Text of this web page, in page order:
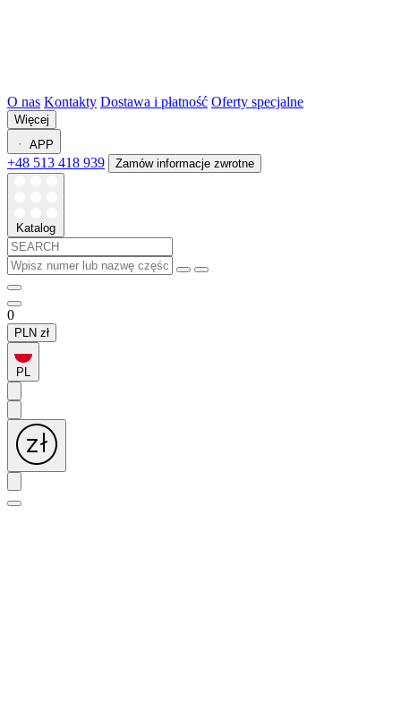
O nas Kontakty Dostawa i płatność Oferty specjalne
Więcej
APP
+48 513 418 939 Zamów informacje zwrotne
Katalog
0
PLN zł
PL